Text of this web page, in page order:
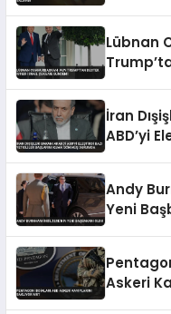
Lübnan
İran
ABD’yi
Andy
Yeni
Askeri